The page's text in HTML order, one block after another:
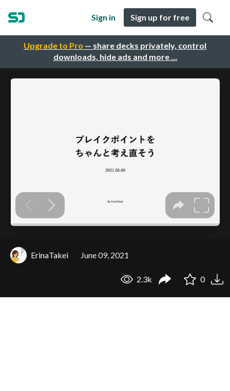
Upgrade to Pro — share decks privately, control
downloads, hide ads and more …
Sign in Sign up for free
ErinaTakei June 09, 2021
2.3k 0